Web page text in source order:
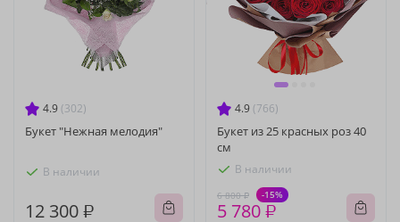
4.9 (302)
Букет "Нежная мелодия"
В наличии
12 300 ₽
4.9 (766)
Букет из 25 красных роз 40
см
В наличии
6 800 ₽ -15%
5 780 ₽